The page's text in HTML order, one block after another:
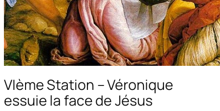
VIème Station – Véronique
essuie la face de Jésus